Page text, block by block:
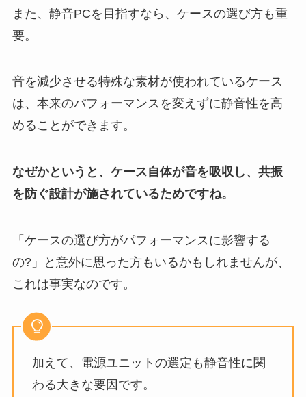
また、静音PCを目指すなら、ケースの選び方も重
要。
音を減少させる特殊な素材が使われているケース
は、本来のパフォーマンスを変えずに静音性を高
めることができます。
なぜかというと、ケース自体が音を吸収し、共振
を防ぐ設計が施されているためですね。
「ケースの選び方がパフォーマンスに影響する
の?」と意外に思った方もいるかもしれませんが、
これは事実なのです。
加えて、電源ユニットの選定も静音性に関
わる大きな要因です。